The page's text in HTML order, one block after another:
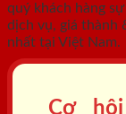
quý khách hàng
dịch vụ, giá thành
nhất tại Việt Nam.
Cơ